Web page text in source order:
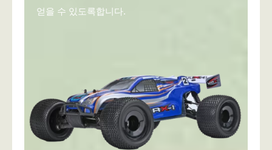
얻을 수 있도록합니다.